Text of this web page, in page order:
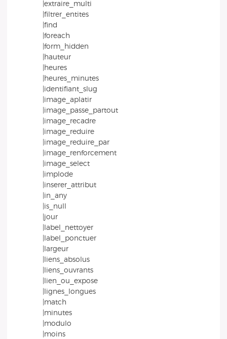
|extraire_multi
|filtrer_entites
|find
|foreach
|form_hidden
|hauteur
|heures
|heures_minutes
|identifiant_slug
|image_aplatir
|image_passe_partout
|image_recadre
|image_reduire
|image_reduire_par
|image_renforcement
|image_select
|implode
|inserer_attribut
|in_any
|is_null
|jour
|label_nettoyer
|label_ponctuer
|largeur
|liens_absolus
|liens_ouvrants
|lien_ou_expose
|lignes_longues
|match
|minutes
|modulo
|moins